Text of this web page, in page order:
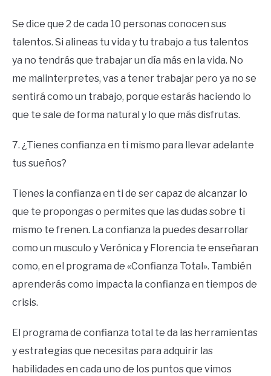
Se dice que 2 de cada 10 personas conocen sus
talentos. Si alineas tu vida y tu trabajo a tus talentos
ya no tendrás que trabajar un día más en la vida. No
me malinterpretes, vas a tener trabajar pero ya no se
sentirá como un trabajo, porque estarás haciendo lo
que te sale de forma natural y lo que más disfrutas.
7. ¿Tienes confianza en ti mismo para llevar adelante
tus sueños?
Tienes la confianza en ti de ser capaz de alcanzar lo
que te propongas o permites que las dudas sobre ti
mismo te frenen. La confianza la puedes desarrollar
como un musculo y Verónica y Florencia te enseñaran
como, en el programa de «Confianza Total». También
aprenderás como impacta la confianza en tiempos de
crisis.
El programa de confianza total te da las herramientas
y estrategias que necesitas para adquirir las
habilidades en cada uno de los puntos que vimos